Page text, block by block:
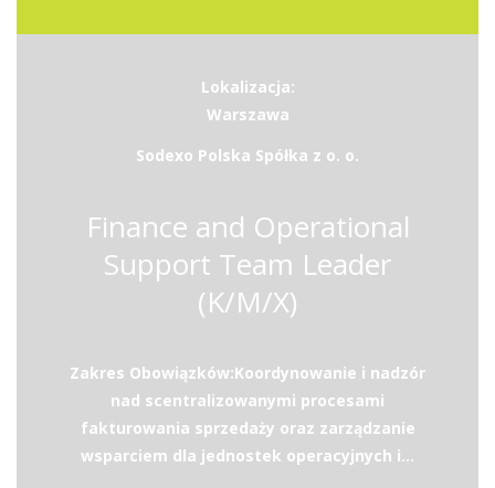
Lokalizacja:
Warszawa
Sodexo Polska Spółka z o. o.
Finance and Operational
Support Team Leader
(K/M/X)
Zakres Obowiązków:Koordynowanie i nadzór
nad scentralizowanymi procesami
fakturowania sprzedaży oraz zarządzanie
wsparciem dla jednostek operacyjnych i...